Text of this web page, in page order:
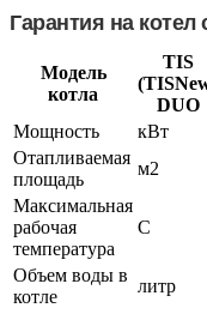
Гарантия на котел
Модель
котла
TIS
DUO
Мощность кВт
Отапливаемая
площадь
м2
Максимальная
рабочая
температура
С
Объем воды в
котле
литр